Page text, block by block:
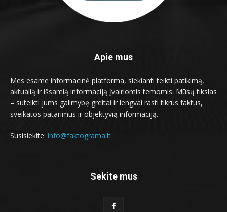
Apie mus
Mes esame informacinė platforma, siekianti teikti patikimą,
aktualią ir išsamią informaciją įvairiomis temomis. Mūsų tikslas
– suteikti jums galimybę greitai ir lengvai rasti tikrus faktus,
sveikatos patarimus ir objektyvią informaciją.
Susisiekite: info@faktograma.lt
Sekite mus